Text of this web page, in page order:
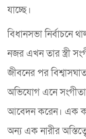
যাচ্ছে।
বিধানসভা নির্বাচনে
নজর এখন তার স্ত্রী
জীবনের পর
অভিযোগ এনে সংগীতা
আবেদন করেন। এক
অন্য এক নারীর